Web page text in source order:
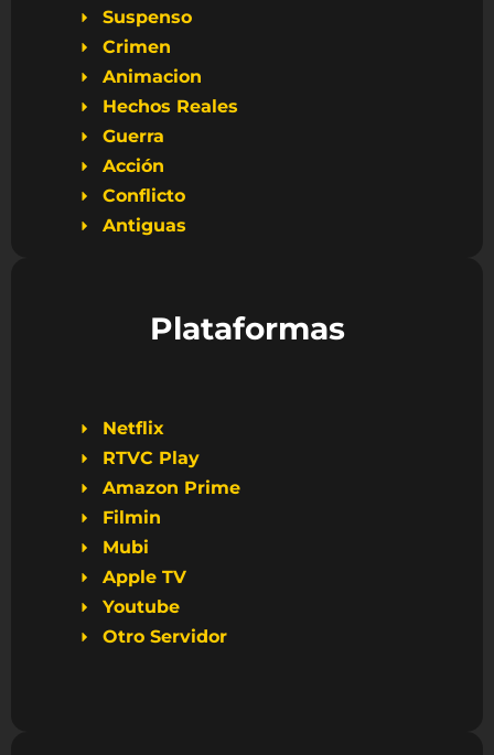
Suspenso
Crimen
Animacion
Hechos Reales
Guerra
Acción
Conflicto
Antiguas
Plataformas
Netflix
RTVC Play
Amazon Prime
Filmin
Mubi
Apple TV
Youtube
Otro Servidor